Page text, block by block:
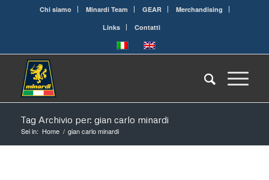
Chi siamo Minardi Team GEAR
Merchandising
Links
Contatti
Tag Archivio per: gian carlo minardi
Sei in: Home / gian carlo minardi